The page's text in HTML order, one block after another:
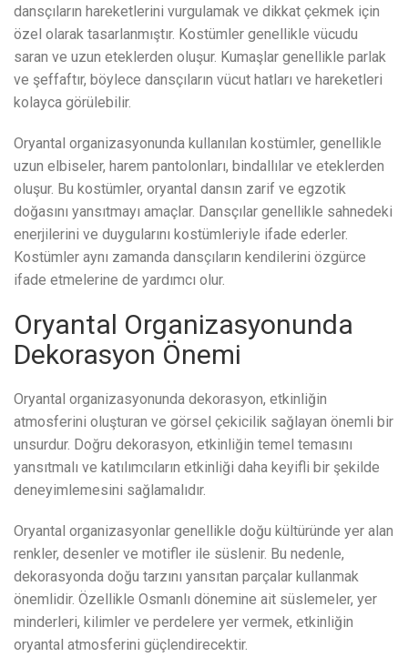
dansçıların hareketlerini vurgulamak ve dikkat çekmek için
özel olarak tasarlanmıştır. Kostümler genellikle vücudu
saran ve uzun eteklerden oluşur. Kumaşlar genellikle parlak
ve şeffaftır, böylece dansçıların vücut hatları ve hareketleri
kolayca görülebilir.
Oryantal organizasyonunda kullanılan kostümler, genellikle
uzun elbiseler, harem pantolonları, bindallılar ve eteklerden
oluşur. Bu kostümler, oryantal dansın zarif ve egzotik
doğasını yansıtmayı amaçlar. Dansçılar genellikle sahnedeki
enerjilerini ve duygularını kostümleriyle ifade ederler.
Kostümler aynı zamanda dansçıların kendilerini özgürce
ifade etmelerine de yardımcı olur.
Oryantal Organizasyonunda
Dekorasyon Önemi
Oryantal organizasyonunda dekorasyon, etkinliğin
atmosferini oluşturan ve görsel çekicilik sağlayan önemli bir
unsurdur. Doğru dekorasyon, etkinliğin temel temasını
yansıtmalı ve katılımcıların etkinliği daha keyifli bir şekilde
deneyimlemesini sağlamalıdır.
Oryantal organizasyonlar genellikle doğu kültüründe yer alan
renkler, desenler ve motifler ile süslenir. Bu nedenle,
dekorasyonda doğu tarzını yansıtan parçalar kullanmak
önemlidir. Özellikle Osmanlı dönemine ait süslemeler, yer
minderleri, kilimler ve perdelere yer vermek, etkinliğin
oryantal atmosferini güçlendirecektir.